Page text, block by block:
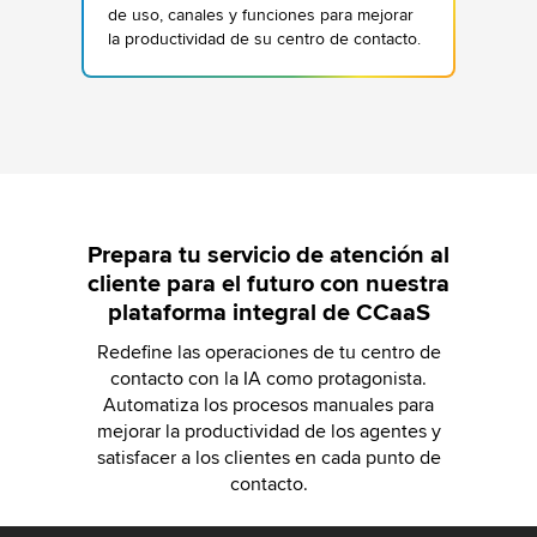
de uso, canales y funciones para mejorar
la productividad de su centro de contacto.
Prepara tu servicio de atención al
cliente para el futuro con nuestra
plataforma integral de CCaaS
Redefine las operaciones de tu centro de
contacto con la IA como protagonista.
Automatiza los procesos manuales para
mejorar la productividad de los agentes y
satisfacer a los clientes en cada punto de
contacto.
Obtenga información y planifique
de forma eficiente
Recopile información sobre las interacciones con
los clientes y las conversaciones en redes
sociales. Utilícela para mejorar las capacidades de
experiencia del cliente.